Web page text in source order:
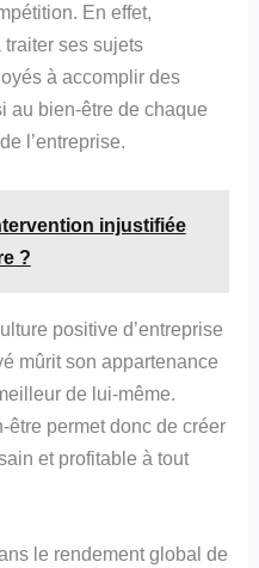
En effet,
traiter ses sujets
à accomplir des
au bien-être de chaque
l’entreprise.
injustifiée
?
positive d’entreprise
mûrit son appartenance
de lui-même.
être permet donc de créer
et profitable à tout
le rendement global de